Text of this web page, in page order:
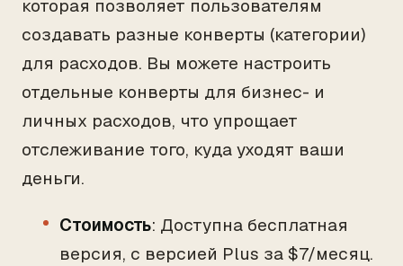
которая позволяет пользователям
создавать разные конверты (категории)
для расходов. Вы можете настроить
отдельные конверты для бизнес- и
личных расходов, что упрощает
отслеживание того, куда уходят ваши
деньги.
Стоимость: Доступна бесплатная
версия, с версией Plus за $7/месяц.